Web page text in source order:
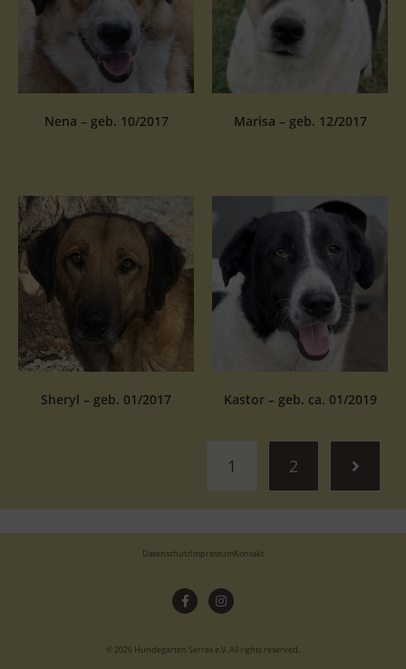
Nena – geb. 10/2017 Marisa – geb. 12/2017
Sheryl – geb. 01/2017 Kastor – geb. ca. 01/2019
1 2
© 2026 Hundegarten Serres e.V. All rights reserved.
DatenschutzImpressumKontakt